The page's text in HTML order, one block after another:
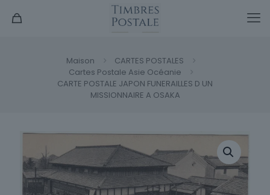
Maison
CARTES POSTALES
Cartes Postale Asie Océanie
CARTE POSTALE JAPON FUNERAILLES D UN
MISSIONNAIRE A OSAKA